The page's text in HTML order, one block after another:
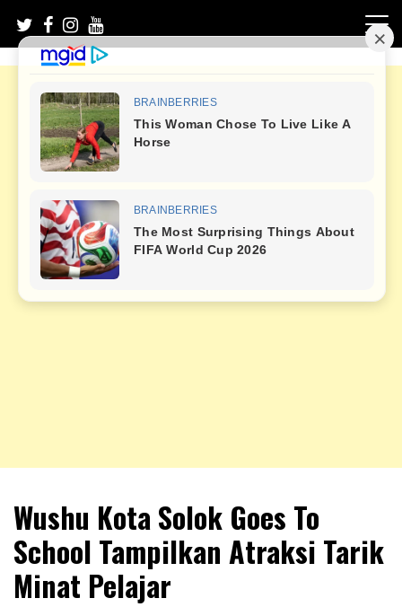
content
NKRIPOST
Wushu Kota Solok Goes To
School Tampilkan Atraksi Tarik
Minat Pelajar